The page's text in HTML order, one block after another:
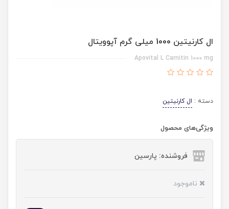
ال کارنیتین 1000 میلی گرم آپوویتال
Apovital L Carnitin 1000 mg
دسته : ال کارنیتین
ویژگی‌های محصول
فروشنده: پارسین
ناموجود